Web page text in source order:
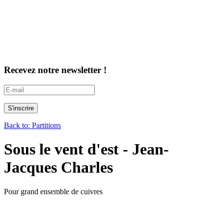
Recevez notre newsletter !
Back to: Partitions
Sous le vent d'est - Jean-
Jacques Charles
Pour grand ensemble de cuivres